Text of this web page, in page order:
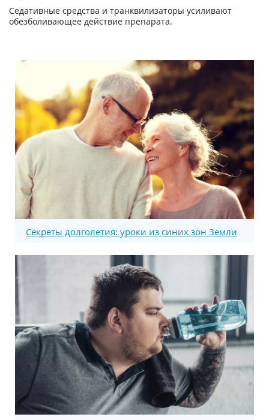
Седативные средства и транквилизаторы усиливают
обезболивающее действие препарата.
Секреты долголетия: уроки из синих зон Земли